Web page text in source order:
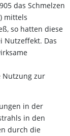
das Schmelzen
mittels
so hatten diese
Nutzeffekt. Das
Nutzung zur
in der
in den
durch die